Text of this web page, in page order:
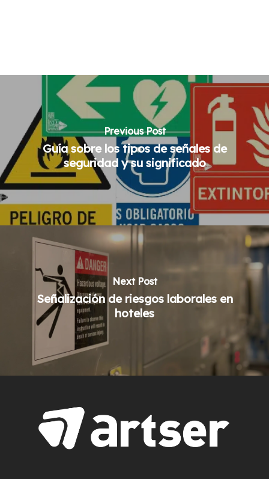
Previous Post
Guía sobre los tipos de señales de
seguridad y su significado
Next Post
Señalización de riesgos laborales en
hoteles